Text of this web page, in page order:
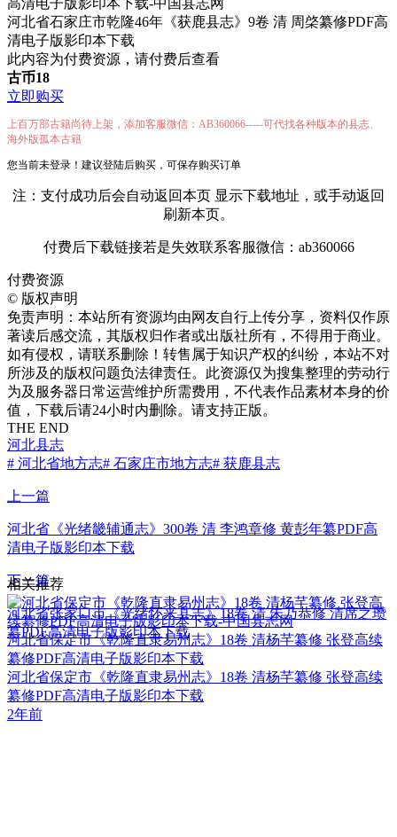
河北省石家庄市乾隆46年《获鹿县志》9卷 清 周棨纂修PDF高
清电子版影印本下载
此内容为付费资源，请付费后查看
古币18
立即购买
上百万部古籍尚待上架，添加客服微信：AB360066-----可代找各种版本的县志、
海外版孤本古籍
您当前未登录！建议登陆后购买，可保存购买订单
注：支付成功后会自动返回本页 显示下载地址，或手动返回
刷新本页。
付费后下载链接若是失效联系客服微信：ab360066
付费资源
© 版权声明
免责声明：本站所有资源均由网友自行上传分享，资料仅作原
著读后感交流，其版权归作者或出版社所有，不得用于商业。
如有侵权，请联系删除！转售属于知识产权的纠纷，本站不对
所涉及的版权问题负法律责任。此资源仅为搜集整理的劳动行
为及服务器日常运营维护所需费用，不代表作品素材本身的价
值，下载后请24小时内删除。请支持正版。
THE END
河北县志
# 河北省地方志# 石家庄市地方志# 获鹿县志
上一篇
河北省《光绪畿辅通志》300卷 清 李鸿章修 黄彭年纂PDF高
清电子版影印本下载
下一篇
河北省张家口市《光绪怀来县志》18卷 清 朱乃恭修 清席之瓒
纂PDF高清电子版影印本下载
相关推荐
河北省保定市《乾隆直隶易州志》18卷 清杨芊纂修 张登高续
纂修PDF高清电子版影印本下载
河北省保定市《乾隆直隶易州志》18卷 清杨芊纂修 张登高续
纂修PDF高清电子版影印本下载
2年前